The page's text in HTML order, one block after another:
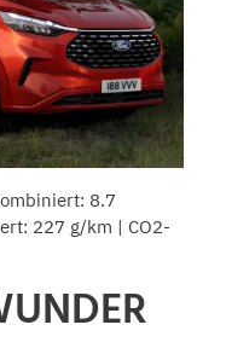
8.7
227 g/km | CO2-